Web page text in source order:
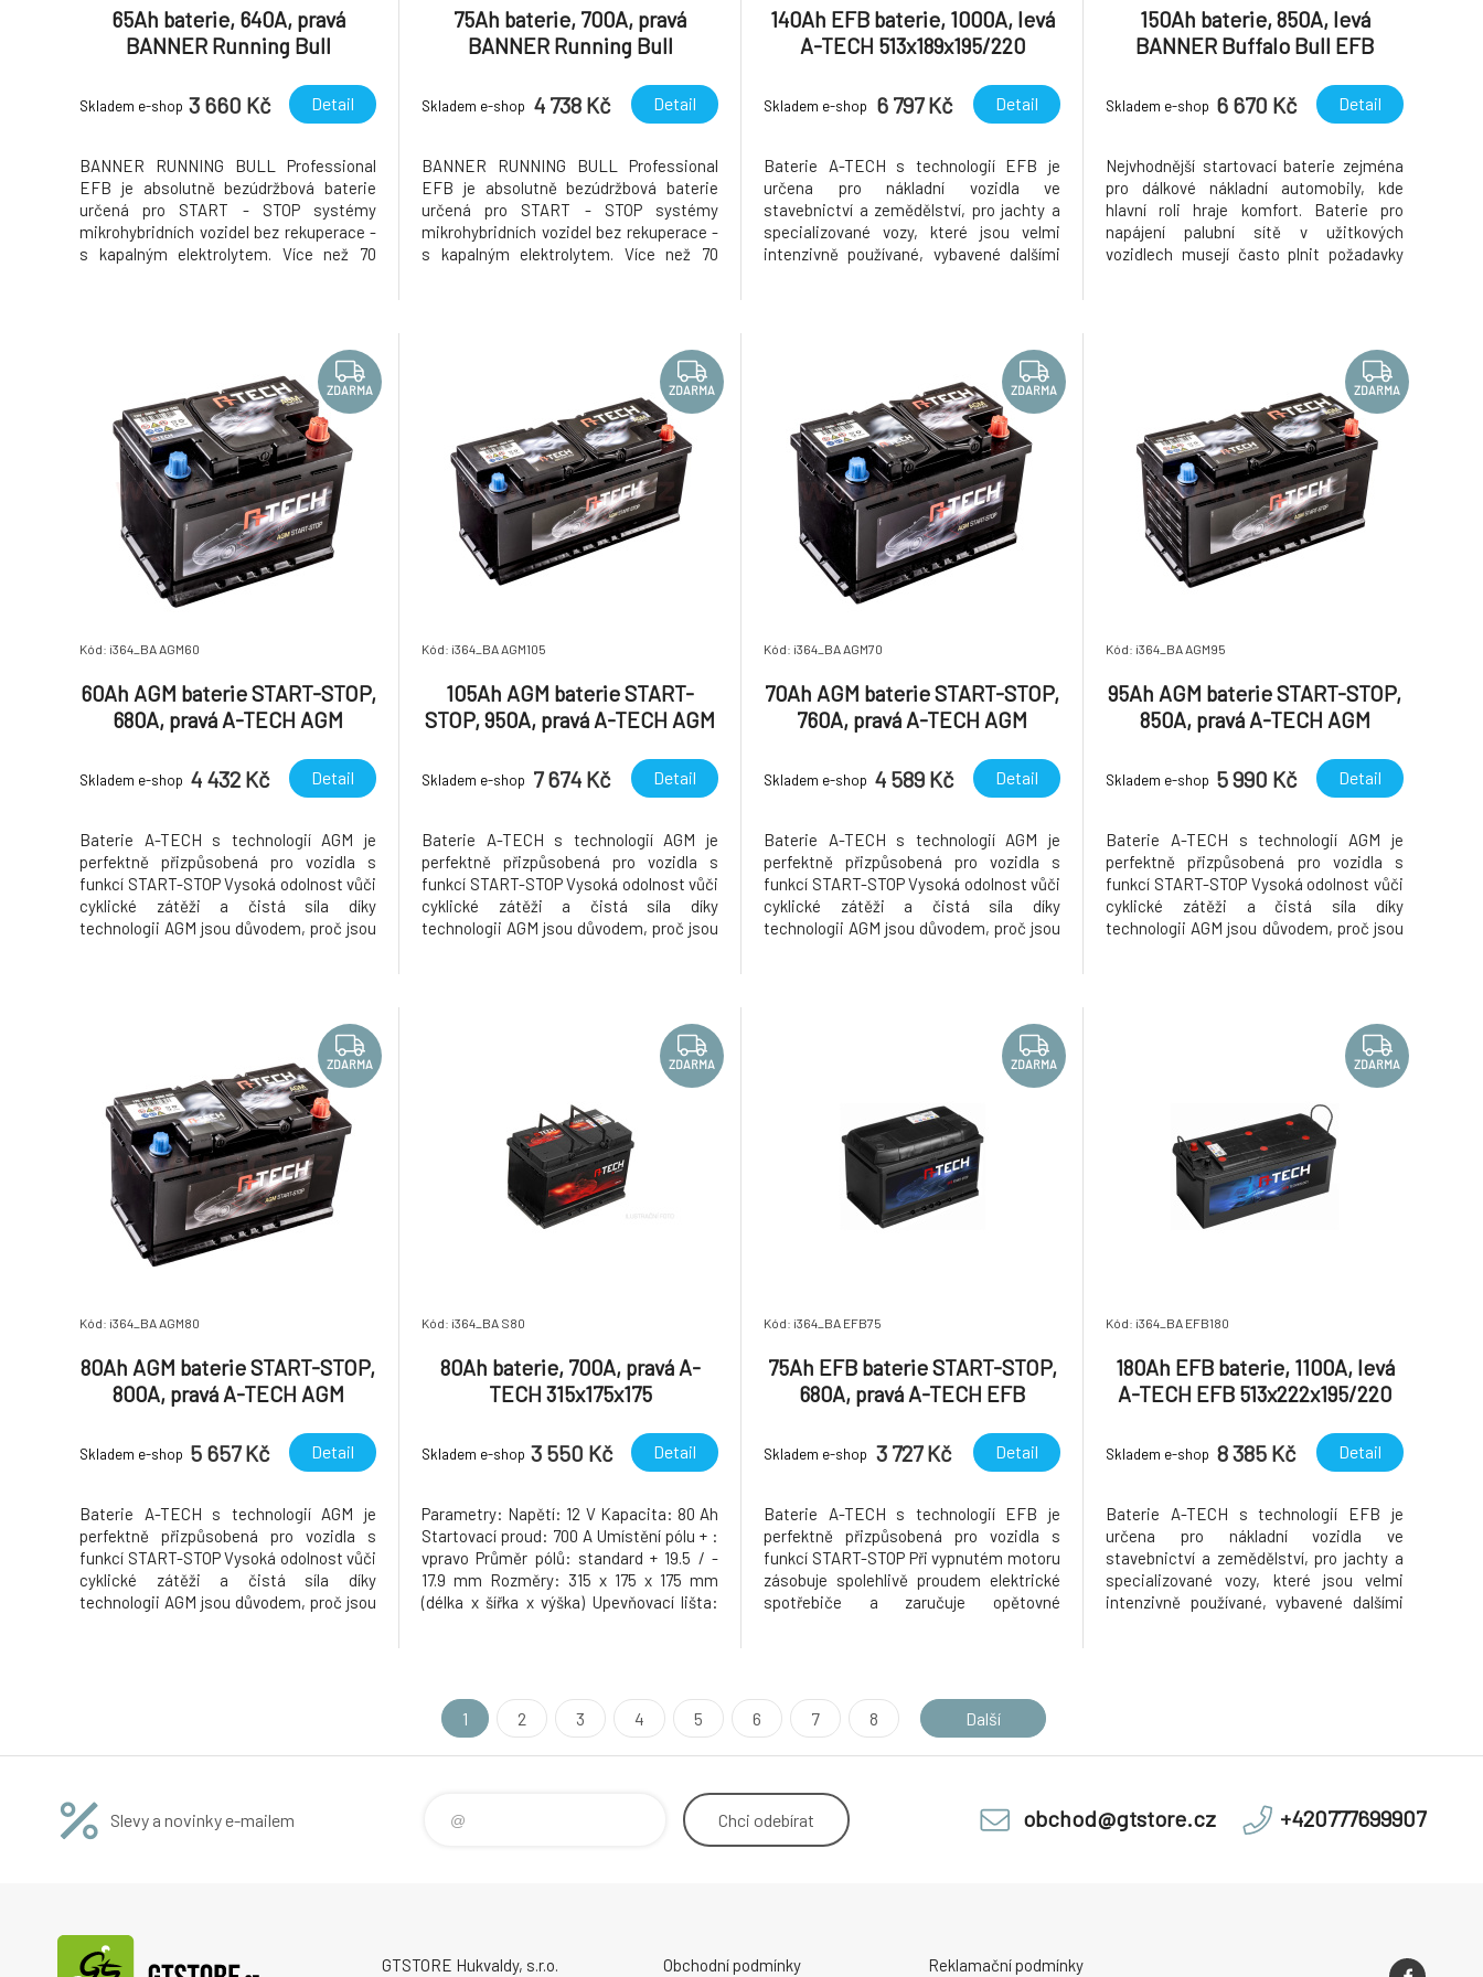
65Ah baterie, 640A, pravá
BANNER Running Bull
Skladem e-shop 3 660 Kč Detail
BANNER RUNNING BULL Professional
EFB je absolutně bezúdržbová baterie
určená pro START - STOP systémy
mikrohybridních vozidel bez rekuperace -
s kapalným elektrolytem. Více než 70
75Ah baterie, 700A, pravá
BANNER Running Bull
Skladem e-shop 4 738 Kč Detail
BANNER RUNNING BULL Professional
EFB je absolutně bezúdržbová baterie
určená pro START - STOP systémy
mikrohybridních vozidel bez rekuperace -
s kapalným elektrolytem. Více než 70
140Ah EFB baterie, 1000A, levá
A-TECH 513x189x195/220
Skladem e-shop 6 797 Kč Detail
Baterie A-TECH s technologií EFB je
určena pro nákladní vozidla ve
stavebnictví a zemědělství, pro jachty a
specializované vozy, které jsou velmi
intenzivně používané, vybavené dalšími
150Ah baterie, 850A, levá
BANNER Buffalo Bull EFB
Skladem e-shop 6 670 Kč Detail
Nejvhodnější startovací baterie zejména
pro dálkové nákladní automobily, kde
hlavní roli hraje komfort. Baterie pro
napájení palubní sítě v užitkových
vozidlech musejí často plnit požadavky
ZDARMA
Kód: i364_BA AGM60
60Ah AGM baterie START-STOP,
680A, pravá A-TECH AGM
Skladem e-shop 4 432 Kč Detail
Baterie A-TECH s technologií AGM je
perfektně přizpůsobená pro vozidla s
funkcí START-STOP Vysoká odolnost vůči
cyklické zátěži a čistá síla díky
technologii AGM jsou důvodem, proč jsou
ZDARMA
Kód: i364_BA AGM105
105Ah AGM baterie START-
STOP, 950A, pravá A-TECH AGM
Skladem e-shop 7 674 Kč Detail
Baterie A-TECH s technologií AGM je
perfektně přizpůsobená pro vozidla s
funkcí START-STOP Vysoká odolnost vůči
cyklické zátěži a čistá síla díky
technologii AGM jsou důvodem, proč jsou
ZDARMA
Kód: i364_BA AGM70
70Ah AGM baterie START-STOP,
760A, pravá A-TECH AGM
Skladem e-shop 4 589 Kč Detail
Baterie A-TECH s technologií AGM je
perfektně přizpůsobená pro vozidla s
funkcí START-STOP Vysoká odolnost vůči
cyklické zátěži a čistá síla díky
technologii AGM jsou důvodem, proč jsou
ZDARMA
Kód: i364_BA AGM95
95Ah AGM baterie START-STOP,
850A, pravá A-TECH AGM
Skladem e-shop 5 990 Kč Detail
Baterie A-TECH s technologií AGM je
perfektně přizpůsobená pro vozidla s
funkcí START-STOP Vysoká odolnost vůči
cyklické zátěži a čistá síla díky
technologii AGM jsou důvodem, proč jsou
ZDARMA
Kód: i364_BA AGM80
80Ah AGM baterie START-STOP,
800A, pravá A-TECH AGM
Skladem e-shop 5 657 Kč Detail
Baterie A-TECH s technologií AGM je
perfektně přizpůsobená pro vozidla s
funkcí START-STOP Vysoká odolnost vůči
cyklické zátěži a čistá síla díky
technologii AGM jsou důvodem, proč jsou
ZDARMA
Kód: i364_BA S80
80Ah baterie, 700A, pravá A-
TECH 315x175x175
Skladem e-shop 3 550 Kč Detail
Parametry: Napětí: 12 V Kapacita: 80 Ah
Startovací proud: 700 A Umístění pólu + :
vpravo Průměr pólů: standard + 19.5 / -
17.9 mm Rozměry: 315 x 175 x 175 mm
(délka x šířka x výška) Upevňovací lišta:
ZDARMA
Kód: i364_BA EFB75
75Ah EFB baterie START-STOP,
680A, pravá A-TECH EFB
Skladem e-shop 3 727 Kč Detail
Baterie A-TECH s technologií EFB je
perfektně přizpůsobená pro vozidla s
funkcí START-STOP Při vypnutém motoru
zásobuje spolehlivě proudem elektrické
spotřebiče a zaručuje opětovné
ZDARMA
Kód: i364_BA EFB180
180Ah EFB baterie, 1100A, levá
A-TECH EFB 513x222x195/220
Skladem e-shop 8 385 Kč Detail
Baterie A-TECH s technologií EFB je
určena pro nákladní vozidla ve
stavebnictví a zemědělství, pro jachty a
specializované vozy, které jsou velmi
intenzivně používané, vybavené dalšími
1 2 3 4 5 6 7 8 Další
Slevy a novinky e-mailem Chci odebírat obchod@gtstore.cz +420777699907
GTSTORE Hukvaldy, s.r.o. Obchodní podmínky Reklamační podmínky